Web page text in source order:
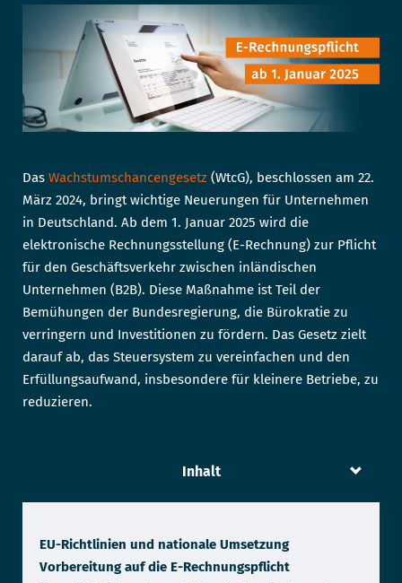
Das Wachstumschancengesetz (WtcG), beschlossen am 22.
März 2024, bringt wichtige Neuerungen für Unternehmen
in Deutschland. Ab dem 1. Januar 2025 wird die
elektronische Rechnungsstellung (E-Rechnung) zur Pflicht
für den Geschäftsverkehr zwischen inländischen
Unternehmen (B2B). Diese Maßnahme ist Teil der
Bemühungen der Bundesregierung, die Bürokratie zu
verringern und Investitionen zu fördern. Das Gesetz zielt
darauf ab, das Steuersystem zu vereinfachen und den
Erfüllungsaufwand, insbesondere für kleinere Betriebe, zu
reduzieren.
Inhalt
EU-Richtlinien und nationale Umsetzung
Vorbereitung auf die E-Rechnungspflicht